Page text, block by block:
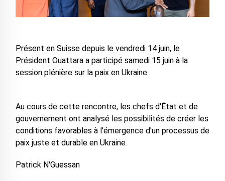
Présent en Suisse depuis le vendredi 14 juin, le
Président Ouattara a participé samedi 15 juin à la
session plénière sur la paix en Ukraine.
Au cours de cette rencontre, les chefs d'État et de
gouvernement ont analysé les possibilités de créer les
conditions favorables à l'émergence d'un processus de
paix juste et durable en Ukraine.
Patrick N'Guessan